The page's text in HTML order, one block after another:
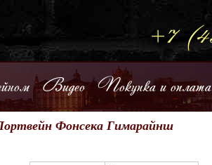
Видео Покупка и оплата
Фонсека Гимарайнш